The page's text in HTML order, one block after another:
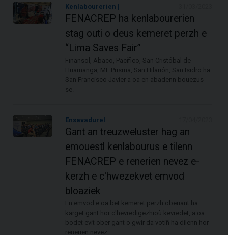
Kenlabourerien |
FENACREP ha kenlabourerien
stag outi o deus kemeret perzh e
“Lima Saves Fair”
Finansol, Abaco, Pacífico, San Cristóbal de
Huamanga, MF Prisma, San Hilarión, San Isidro ha
San Francisco Javier a oa en abadenn bouezus-
se.
Ensavadurel
Gant an treuzweluster hag an
emouestl kenlabourus e tilenn
FENACREP e renerien nevez e-
kerzh e c'hwezekvet emvod
bloaziek
En emvod e oa bet kemeret perzh oberiant ha
karget gant hor c'hevredigezhioù kevredet, a oa
bodet evit ober gant o gwir da votiñ ha dilenn hor
renerien nevez.